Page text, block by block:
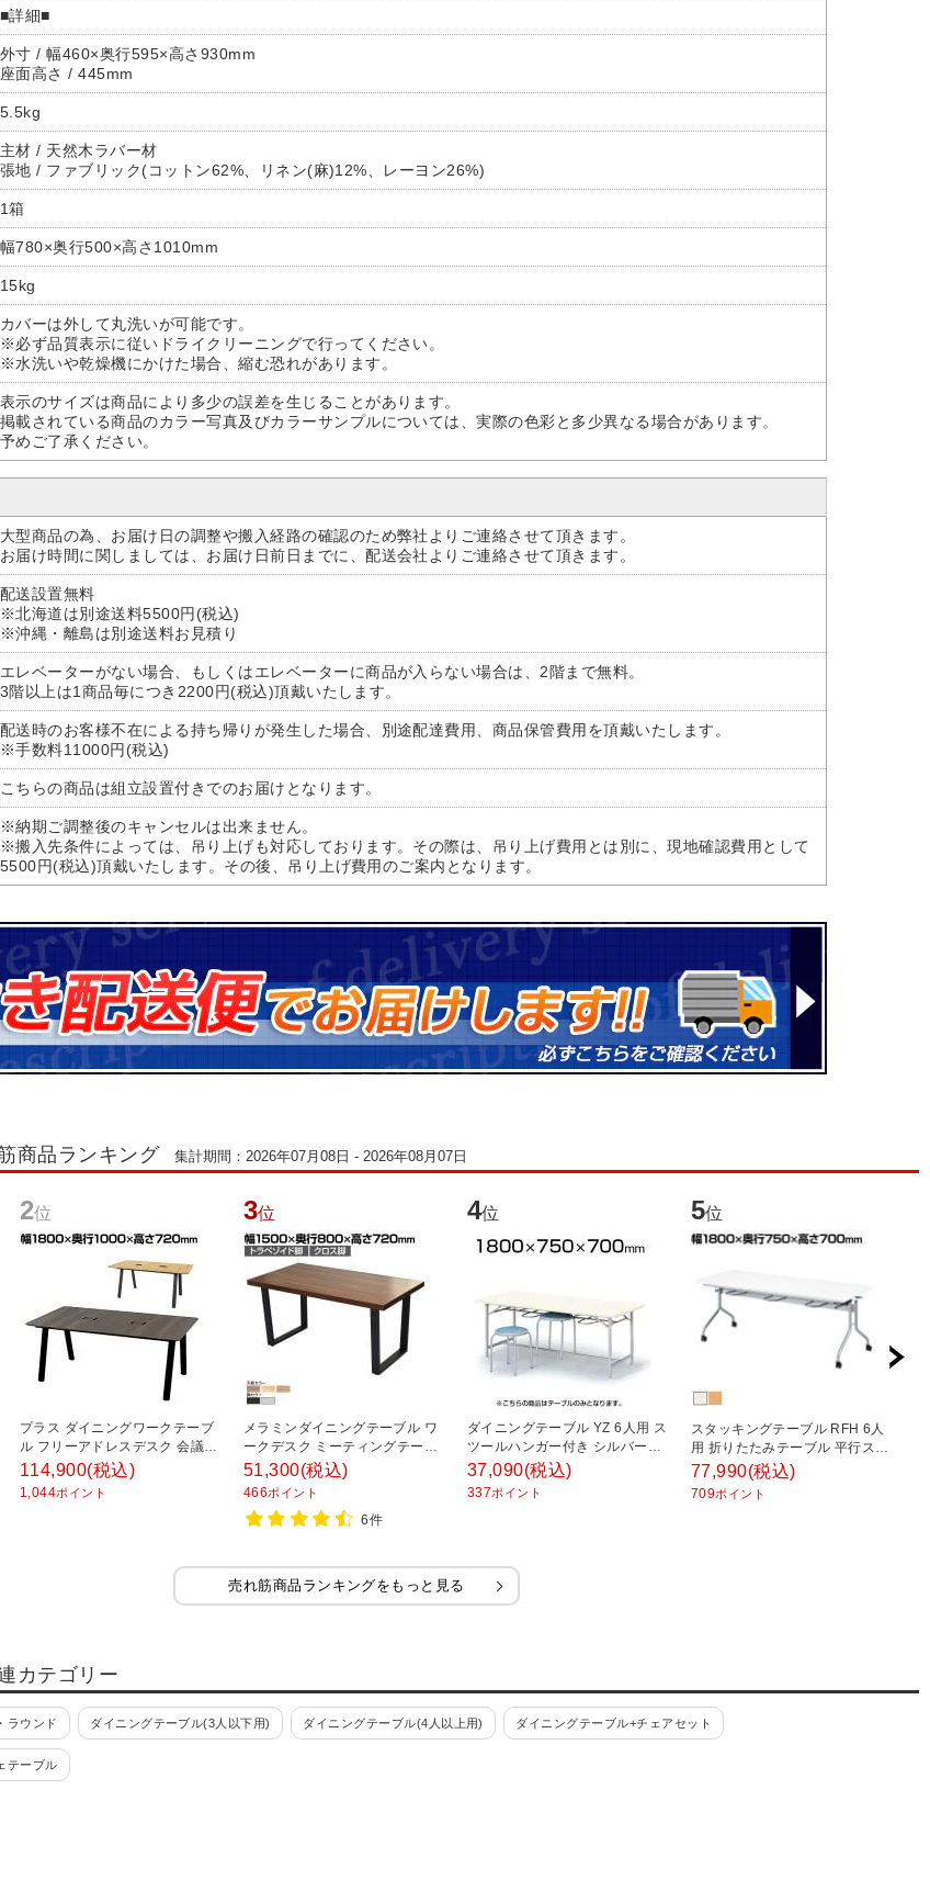
■詳細■
外寸 / 幅460×奥行595×高さ930mm
座面高さ / 445mm
5.5kg
主材 / 天然木ラバー材
張地 / ファブリック(コットン62%、リネン(麻)12%、レーヨン26%)
1箱
幅780×奥行500×高さ1010mm
15kg
カバーは外して丸洗いが可能です。
※必ず品質表示に従いドライクリーニングで行ってください。
※水洗いや乾燥機にかけた場合、縮む恐れがあります。
表示のサイズは商品により多少の誤差を生じることがあります。
掲載されている商品のカラー写真及びカラーサンプルについては、実際の色彩と多少異なる場合があります。
予めご了承ください。
大型商品の為、お届け日の調整や搬入経路の確認のため弊社よりご連絡させて頂きます。
お届け時間に関しましては、お届け日前日までに、配送会社よりご連絡させて頂きます。
配送設置無料
※北海道は別途送料5500円(税込)
※沖縄・離島は別途送料お見積り
エレベーターがない場合、もしくはエレベーターに商品が入らない場合は、2階まで無料。
3階以上は1商品毎につき2200円(税込)頂戴いたします。
配送時のお客様不在による持ち帰りが発生した場合、別途配達費用、商品保管費用を頂戴いたします。
※手数料11000円(税込)
こちらの商品は組立設置付きでのお届けとなります。
※納期ご調整後のキャンセルは出来ません。
※搬入先条件によっては、吊り上げも対応しております。その際は、吊り上げ費用とは別に、現地確認費用として
5500円(税込)頂戴いたします。その後、吊り上げ費用のご案内となります。
商品ランキング 集計期間：2026年07月08日 - 2026年08月07日
2位
プラス ダイニングワークテーブ
ル フリーアドレスデスク 会議テ
ーブル ミーティングテーブル 配
線収納付き 幅1800×奥行1000×
高さ720mm
114,900(税込)
1,044ポイント
3位
メラミンダイニングテーブル ワ
ークデスク ミーティングテーブ
ル スチール脚 幅1500×奥行800×
高さ720mm
51,300(税込)
466ポイント
6件
4位
ダイニングテーブル YZ 6人用 ス
ツールハンガー付き シルバー塗
装脚 国産 幅1800×奥行750×高さ
700mm YZ-1875C 椅子掛け 食堂
テーブル 休憩室
37,090(税込)
337ポイント
5位
スタッキングテーブル RFH 6人
用 折りたたみテーブル 平行スタ
ッキング キャスター付き 国産 幅
1800×奥行750×高さ700mm 椅子
掛け 天板跳ね上げ 食堂テーブル
77,990(税込)
709ポイント
売れ筋商品ランキングをもっと見る
カテゴリー
ラウンド ダイニングテーブル(3人以下用) ダイニングテーブル(4人以上用) ダイニングテーブル+チェアセット
テーブル